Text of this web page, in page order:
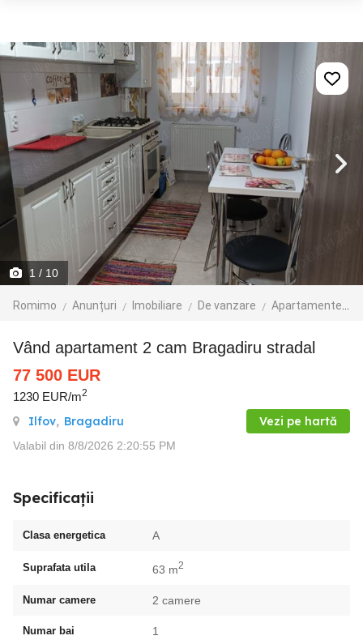
1 / 10
Romimo Anunțuri Imobiliare De vanzare Apartamente de vanzare
Vând apartament 2 cam Bragadiru stradal
77 500 EUR
1230 EUR/m2
Ilfov, Bragadiru Vezi pe hartă
Valabil din 8/8/2026 2:20:55 PM
Specificații
Clasa energetica A
Suprafata utila 63 m2
Numar camere 2 camere
Numar bai 1